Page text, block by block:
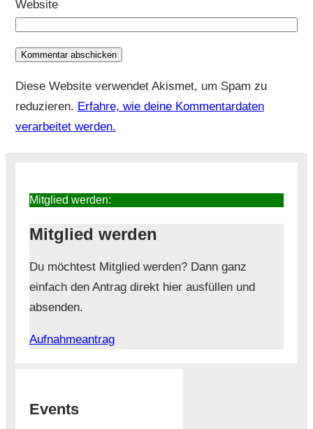
Website
Diese Website verwendet Akismet, um Spam zu
reduzieren. Erfahre, wie deine Kommentardaten
verarbeitet werden.
Mitglied werden:
Mitglied werden
Du möchtest Mitglied werden? Dann ganz
einfach den Antrag direkt hier ausfüllen und
absenden.
Aufnahmeantrag
Events